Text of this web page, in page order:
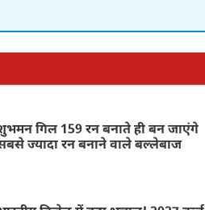
गिल 159 रन बनाते ही बन जाएंगे
ज्यादा रन बनाने वाले बल्लेबाज